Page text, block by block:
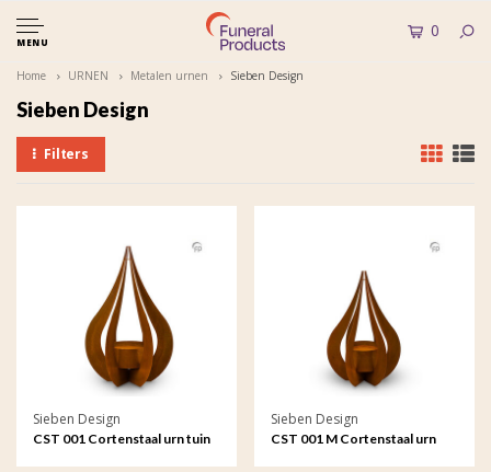
MENU
0
Home URNEN Metalen urnen Sieben Design
Sieben Design
Filters
Sieben Design
CST 001 Cortenstaal urn tuin
Sieben Design
CST 001 M Cortenstaal urn